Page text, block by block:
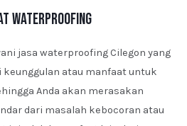
Waterproofing
jasa waterproofing Cilegon yang
atau manfaat untuk
Anda akan merasakan
dari masalah kebocoran atau